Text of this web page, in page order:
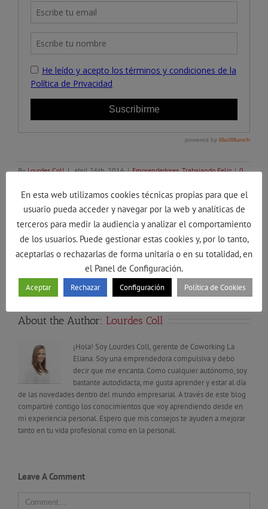
ByLourdes Coll | abril 26th, 2016 | Emprendedores,Trabajando Feliz | 0
Share This Story, Choose Your Platform!
Facebook
TwitterLinkedin
RedditTumblrGoogle+Pinterest
Vk Email
About the Author: Lourdes Coll
¡Hola! Soy Lourdes Coll, gerente de Coworking La
Eliana. Soy una emprendedora compulsiva y debo
decir que me encanta. Como cualquier autónomo, soy
bastante autodidacta, me gusta aprender y estar al día
de las novedades dentro del mundo empresarial. A través de este blog
compartiré contigo los conocimientos que voy aprendiendo desde en
mi experiencia personal. Espero que mis consejos te ayuden a mejorar
tanto en tu vida profesional como en la personal.
Leave A Comment
Comment
En esta web utilizamos cookies técnicas propias para que el
usuario pueda acceder y navegar por la web y analíticas de
terceros para medir la audiencia y analizar el comportamiento
de los usuarios. Puede gestionar estas cookies y, por lo tanto,
aceptarlas o rechazarlas de forma unitaria o en su totalidad, en
el Panel de Configuración.
Aceptar Rechazar Configuración Política de Cookies